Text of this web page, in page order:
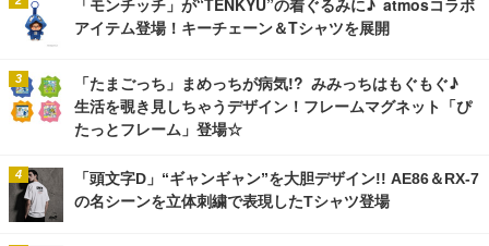
「モンチッチ」が“TENKYU”の着ぐるみに♪ atmosコラボ
アイテム登場！キーチェーン＆Tシャツを展開
「たまごっち」まめっちが病気!? みみっちはもぐもぐ♪
生活を覗き見しちゃうデザイン！フレームマグネット「ぴ
たっとフレーム」登場☆
「頭文字D」“ギャンギャン”を大胆デザイン!! AE86＆RX-7
の名シーンを立体刺繍で表現したTシャツ登場